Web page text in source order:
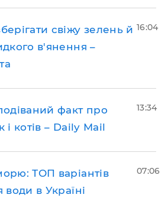
свіжу зелень й
в'янення –
16:04
факт про
і котів – Daily Mail
13:34
ТОП варіантів
води в Україні
07:06